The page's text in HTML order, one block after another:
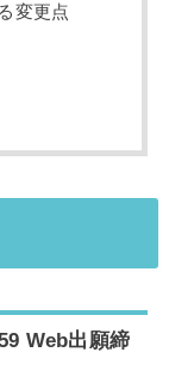
変更点
Web出願締